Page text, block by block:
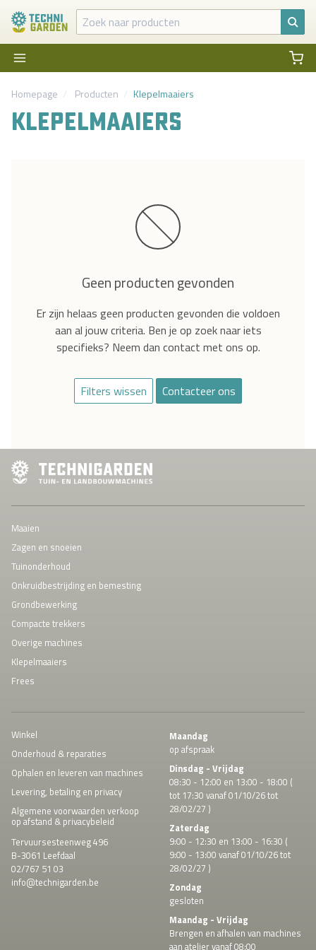
Homepage Producten Klepelmaaiers
KLEPELMAAIERS
Geen producten gevonden
Er zijn helaas geen producten gevonden die voldoen
aan al jouw criteria. Ben je op zoek naar iets
specifieks? Neem dan contact met ons op.
Filters wissen Contacteer ons
Maaien
Zagen en snoeien
Tuinonderhoud
Onkruidbestrijding en bemesting
Grondbewerking
Compacte trekkers
Overige machines
Klepelmaaiers
Frees
Winkel
Onderhoud & reparaties
Ophalen en leveren van machines
Levering, betaling en privacy
Algemene voorwaarden verkoop
op afstand & privacybeleid
Tervuursesteenweg 496
B-3061 Leefdaal
02/767 51 03
info@technigarden.be
Maandag
op afspraak
Dinsdag - Vrijdag
08:30 - 12:00 en 13:00 - 18:00 (
tot 17:30 vanaf 01/10/26 tot
28/02/27 )
Zaterdag
9:00 - 12:30 en 13:00 - 16:30 (
9:00 - 13:00 vanaf 01/10/26 tot
28/02/27 )
Zondag
gesloten
Maandag - Vrijdag
Brengen en afhalen van machines
aan atelier vanaf 08:00